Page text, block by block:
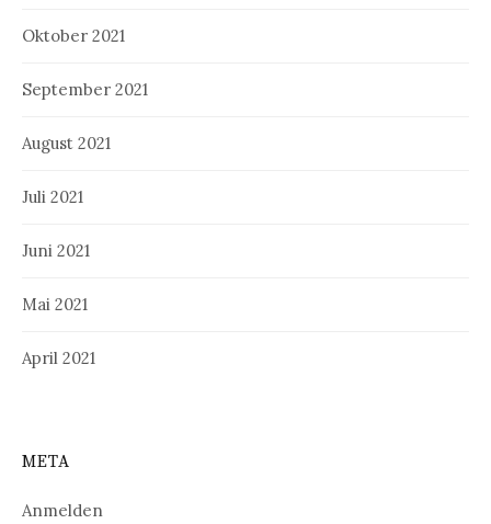
Oktober 2021
September 2021
August 2021
Juli 2021
Juni 2021
Mai 2021
April 2021
META
Anmelden